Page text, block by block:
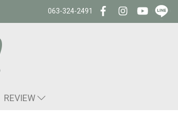
063-324-2491
REVIEW